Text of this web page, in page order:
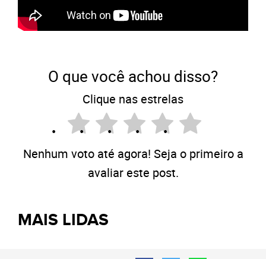
O que você achou disso?
Clique nas estrelas
Nenhum voto até agora! Seja o primeiro a
avaliar este post.
MAIS LIDAS